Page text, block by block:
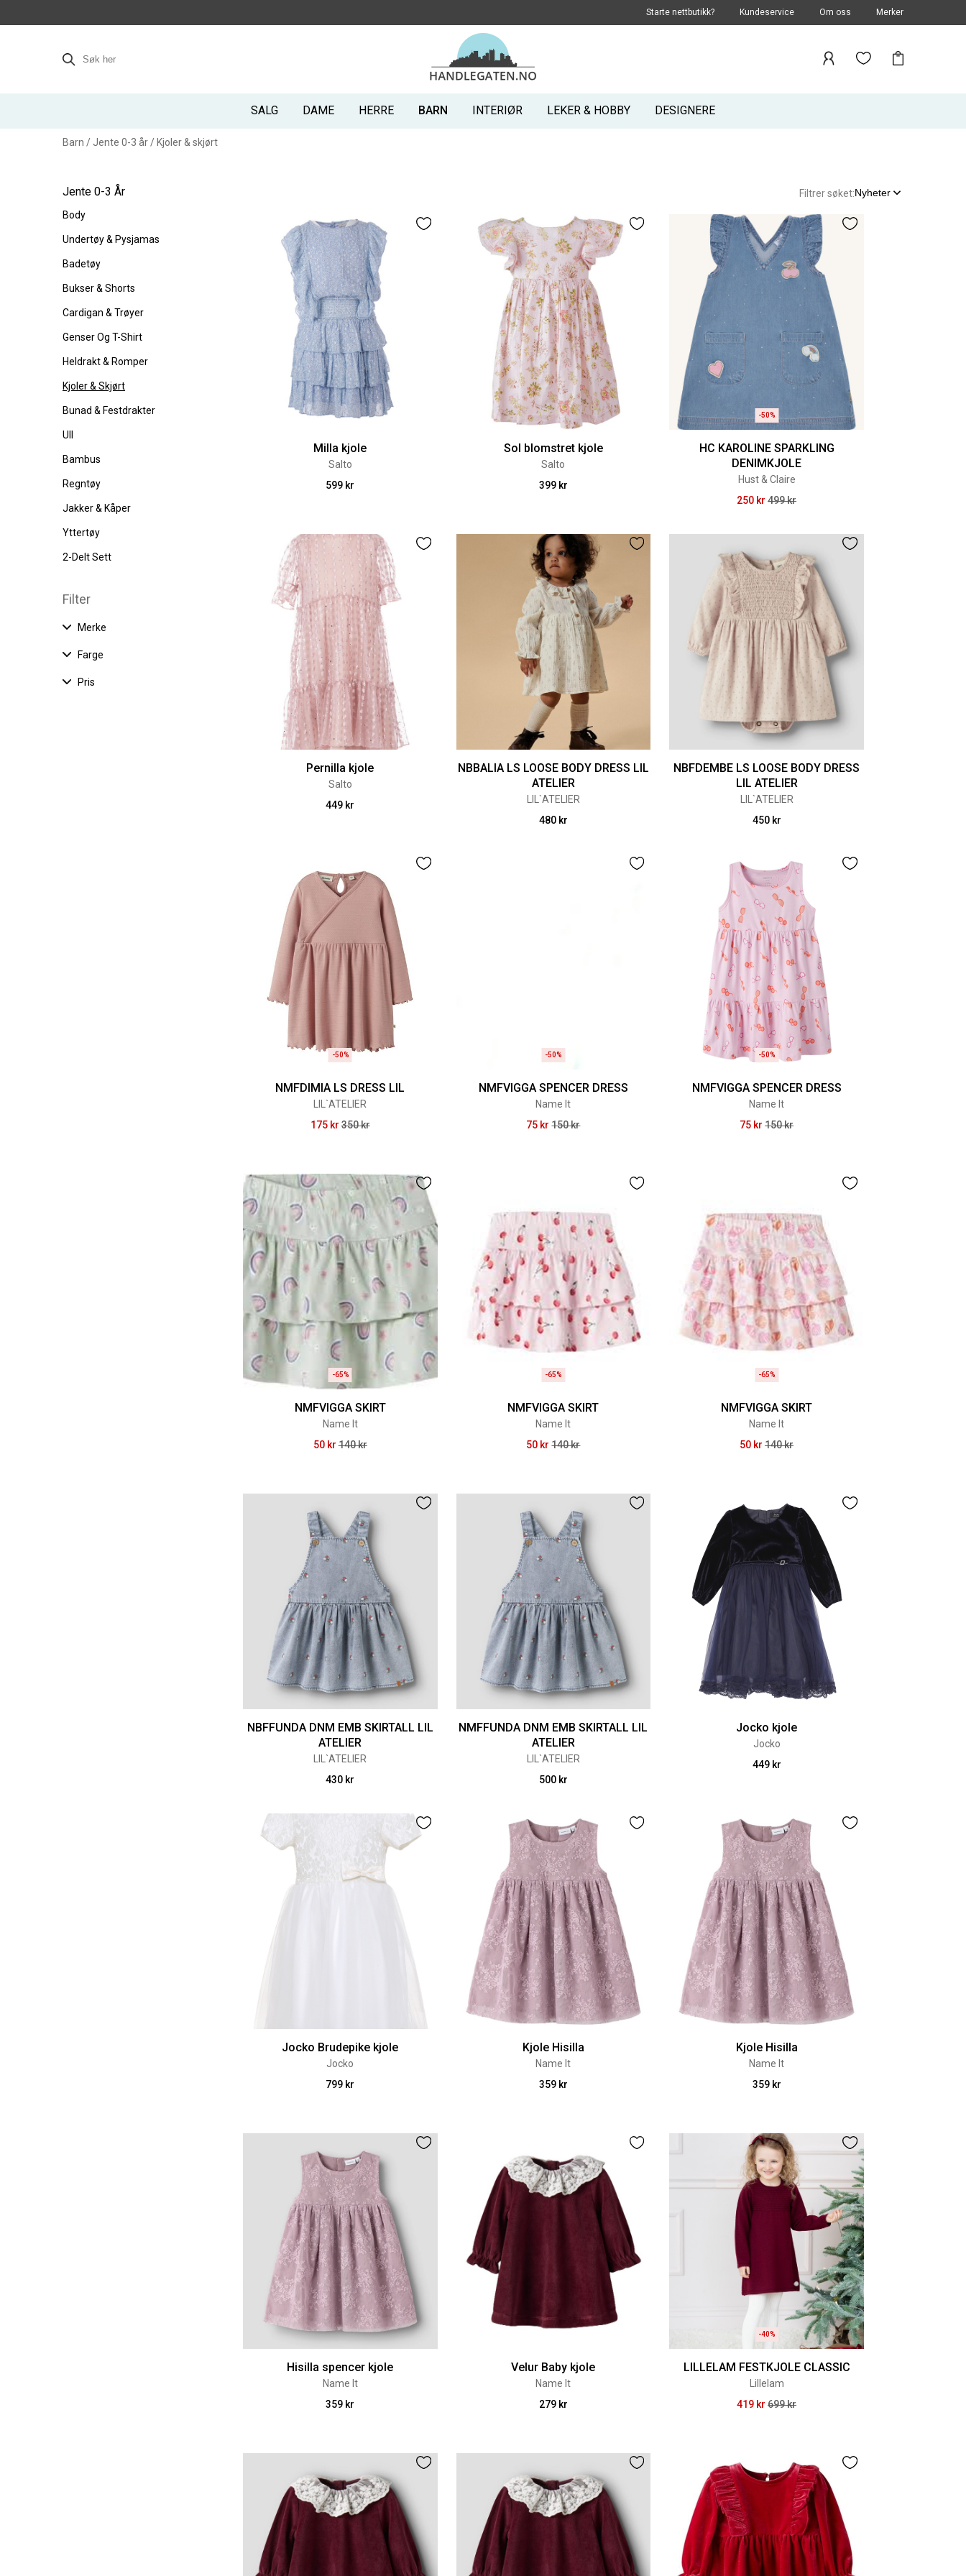
Starte nettbutikk? Kundeservice Om oss Merker
SALG DAME HERRE BARN INTERIØR LEKER & HOBBY DESIGNERE
Barn / Jente 0-3 år/ Kjoler & skjørt
Jente 0-3 År
Body
Undertøy & Pysjamas
Badetøy
Bukser & Shorts
Cardigan & Trøyer
Genser Og T-Shirt
Heldrakt & Romper
Kjoler & Skjørt
Bunad & Festdrakter
Ull
Bambus
Regntøy
Jakker & Kåper
Yttertøy
2-Delt Sett
Filter
Merke
Farge
Pris
Filtrer søket:Nyheter
Milla kjole
Salto
599 kr
Sol blomstret kjole
Salto
399 kr
-50%
HC KAROLINE SPARKLING
DENIMKJOLE
Hust & Claire
250 kr 499 kr
Pernilla kjole
Salto
449 kr
NBBALIA LS LOOSE BODY DRESS LIL
ATELIER
LIL`ATELIER
480 kr
NBFDEMBE LS LOOSE BODY DRESS
LIL ATELIER
LIL`ATELIER
450 kr
-50%
NMFDIMIA LS DRESS LIL
LIL`ATELIER
175 kr 350 kr
-50%
NMFVIGGA SPENCER DRESS
Name It
75 kr 150 kr
-50%
NMFVIGGA SPENCER DRESS
Name It
75 kr 150 kr
-65%
NMFVIGGA SKIRT
Name It
50 kr 140 kr
-65%
NMFVIGGA SKIRT
Name It
50 kr 140 kr
-65%
NMFVIGGA SKIRT
Name It
50 kr 140 kr
NBFFUNDA DNM EMB SKIRTALL LIL
ATELIER
LIL`ATELIER
430 kr
NMFFUNDA DNM EMB SKIRTALL LIL
ATELIER
LIL`ATELIER
500 kr
Jocko kjole
Jocko
449 kr
Jocko Brudepike kjole
Jocko
799 kr
Kjole Hisilla
Name It
359 kr
Kjole Hisilla
Name It
359 kr
Hisilla spencer kjole
Name It
359 kr
Velur Baby kjole
Name It
279 kr
-40%
LILLELAM FESTKJOLE CLASSIC
Lillelam
419 kr 699 kr